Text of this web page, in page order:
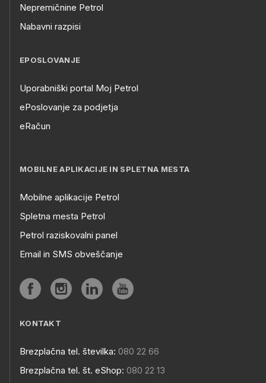
Nepremičnine Petrol
Nabavni razpisi
EPOSLOVANJE
Uporabniški portal Moj Petrol
ePoslovanje za podjetja
eRačun
MOBILNE APLIKACIJE IN SPLETNA MESTA
Mobilne aplikacije Petrol
Spletna mesta Petrol
Petrol raziskovalni panel
Email in SMS obveščanje
KONTAKT
Brezplačna tel. številka: 080 22 66
Brezplačna tel. št. eShop: 080 22 13